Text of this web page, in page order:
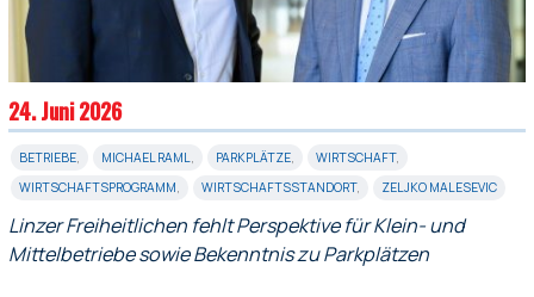
24. Juni 2026
BETRIEBE, MICHAEL RAML, PARKPLÄTZE, WIRTSCHAFT,
WIRTSCHAFTSPROGRAMM, WIRTSCHAFTSSTANDORT, ZELJKO MALESEVIC
Linzer Freiheitlichen fehlt Perspektive für Klein- und
Mittelbetriebe sowie Bekenntnis zu Parkplätzen